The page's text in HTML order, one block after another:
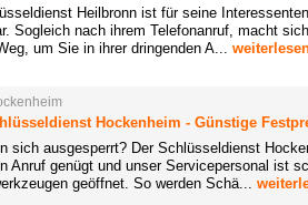
Heilbronn ist für seine
Sogleich nach ihrem Telefonanruf, macht
um Sie in ihrer dringenden A...
Hockenheim - Günstige
sich ausgesperrt? Der Schlüsseldienst
Anruf genügt und unser Servicepersonal ist
geöffnet. So werden Schä...